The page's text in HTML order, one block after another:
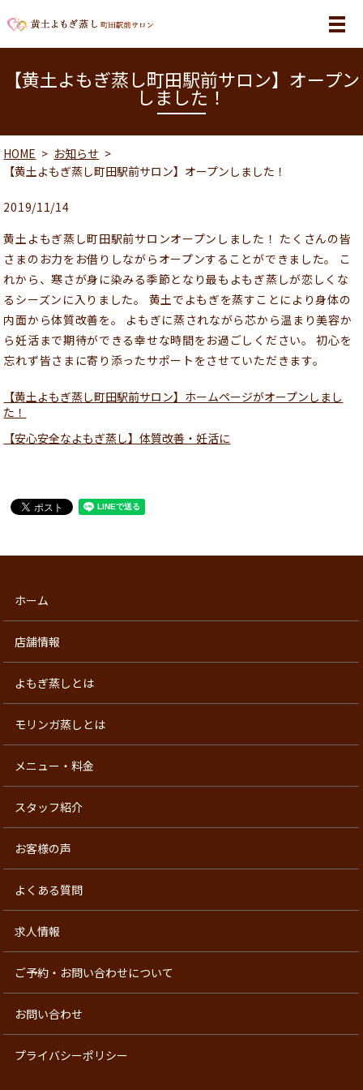
【黄土よもぎ蒸し町田駅前サロン】オープン
しました！
HOME
お知らせ
【黄土よもぎ蒸し町田駅前サロン】オープンしました！
2019/11/14
黄土よもぎ蒸し町田駅前サロンオープンしました！ たくさんの皆
さまのお力をお借りしながらオープンすることができました。 こ
れから、寒さが身に染みる季節となり最もよもぎ蒸しが恋しくな
るシーズンに入りました。 黄土でよもぎを蒸すことにより身体の
内面から体質改善を。 よもぎに蒸されながら芯から温まり美容か
ら妊活まで期待ができる幸せな時間をお過ごしください。 初心を
忘れず皆さまに寄り添ったサポートをさせていただきます。
【黄土よもぎ蒸し町田駅前サロン】ホームページがオープンしまし
た！
【安心安全なよもぎ蒸し】体質改善・妊活に
ホーム
店舗情報
よもぎ蒸しとは
モリンガ蒸しとは
メニュー・料金
スタッフ紹介
お客様の声
よくある質問
求人情報
ご予約・お問い合わせについて
お問い合わせ
プライバシーポリシー